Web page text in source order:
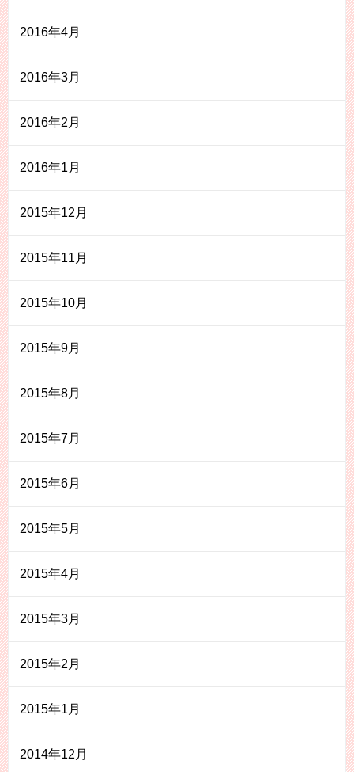
2016年4月
2016年3月
2016年2月
2016年1月
2015年12月
2015年11月
2015年10月
2015年9月
2015年8月
2015年7月
2015年6月
2015年5月
2015年4月
2015年3月
2015年2月
2015年1月
2014年12月